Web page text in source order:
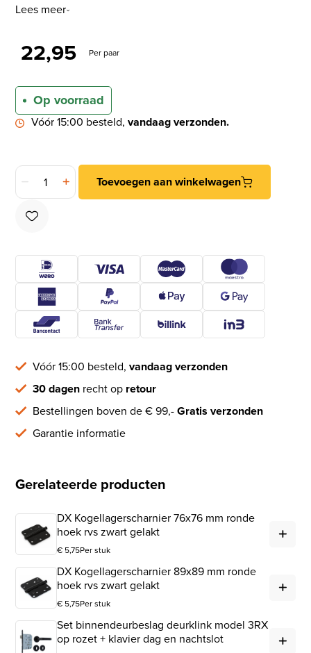
Lees meer
22,95 Per paar
Op voorraad
Vóór 15:00 besteld,vandaag verzonden.
Set binnendeurbeslag deurklink model 3RX op rozet +
Toevoegen aan winkelwagen
Vóór 15:00 besteld,vandaag verzonden
30 dagen recht op retour
Bestellingen boven de € 99,-Gratis verzonden
Garantie informatie
Gerelateerde producten
DX Kogellagerscharnier 76x76 mm ronde
hoek rvs zwart gelakt
€ 5,75Per stuk
DX Kogellagerscharnier 89x89 mm ronde
hoek rvs zwart gelakt
€ 5,75Per stuk
Set binnendeurbeslag deurklink model 3RX
op rozet + klavier dag en nachtslot